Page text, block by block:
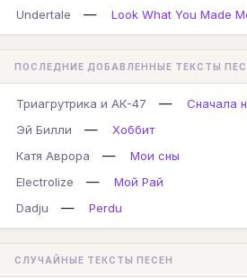
Undertale
— Look What You Made
ПОСЛЕДНИЕ ДОБАВЛЕННЫЕ ТЕКСТЫ
Триагрутрика и АК-47 —
Сначала
Эй Билли
—
Хоббит
Катя Аврора
—
Мои сны
Electrolize
—
Мой Рай
Dadju
— Perdu
СЛУЧАЙНЫЕ ТЕКСТЫ ПЕСЕН